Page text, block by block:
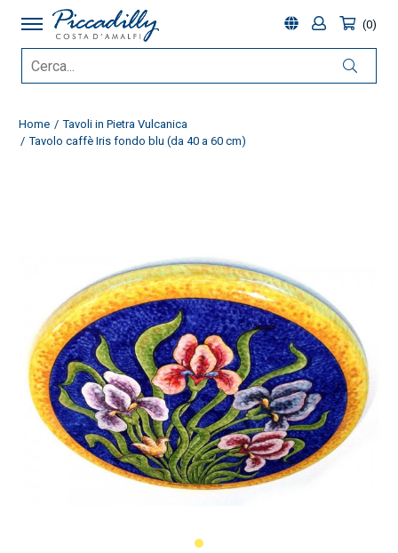
0
Home
Tavoli in Pietra Vulcanica
Tavolo caffè Iris fondo blu (da 40 a 60 cm)